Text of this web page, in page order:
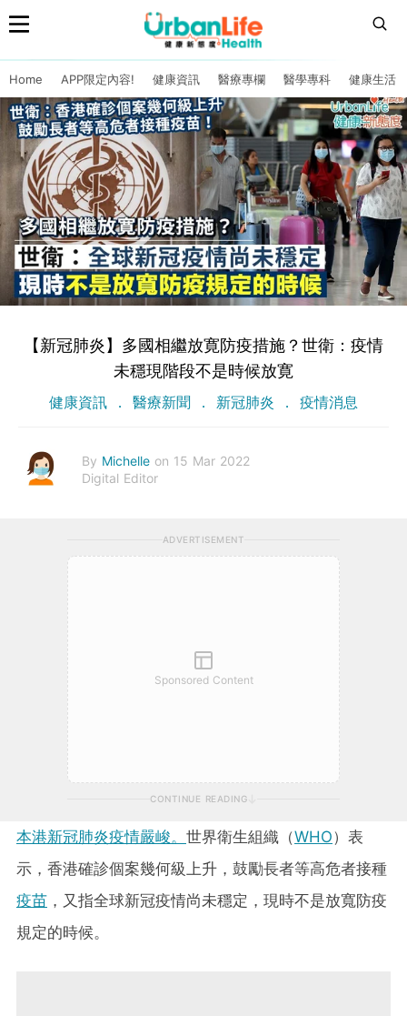
Home APP限定內容! 健康資訊 醫療專欄 醫學專科 健康生活
【新冠肺炎】多國相繼放寛防疫措施？世衛：疫情
未穩現階段不是時候放寛
健康資訊 醫療新聞 新冠肺炎 疫情消息
By Michelle on 15 Mar 2022
Digital Editor
ADVERTISEMENT
Sponsored Content
CONTINUE READING
本港新冠肺炎疫情嚴峻。 世界衛生組織（WHO）表
示，香港確診個案幾何級上升，鼓勵長者等高危者接種
疫苗 ，又指全球新冠疫情尚未穩定，現時不是放寬防疫
規定的時候。